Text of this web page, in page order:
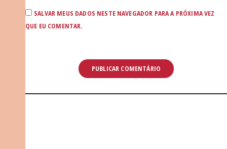
SALVAR MEUS DADOS NESTE NAVEGADOR PARA A PRÓXIMA VEZ
QUE EU COMENTAR.